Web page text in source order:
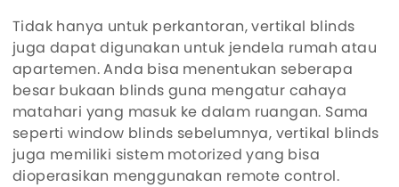
Tidak hanya untuk perkantoran, vertikal blinds
juga dapat digunakan untuk jendela rumah atau
apartemen. Anda bisa menentukan seberapa
besar bukaan blinds guna mengatur cahaya
matahari yang masuk ke dalam ruangan. Sama
seperti window blinds sebelumnya, vertikal blinds
juga memiliki sistem motorized yang bisa
dioperasikan menggunakan remote control.